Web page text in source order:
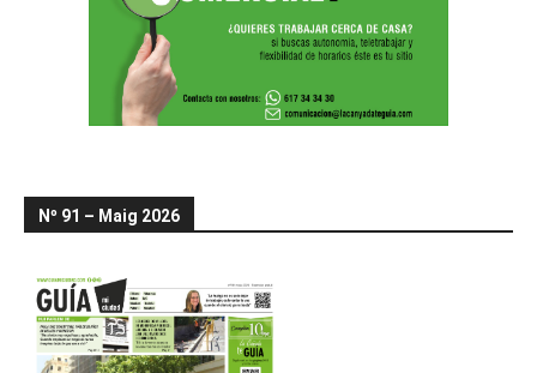
Nº 91 – Maig 2026